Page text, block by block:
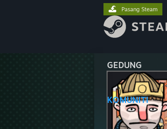
GEDUNG
KOMUNITI
Pasang Steam